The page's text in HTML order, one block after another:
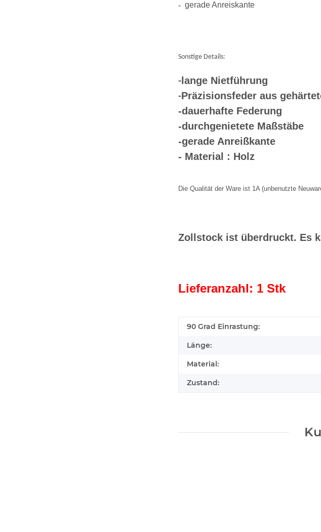
- gerade Anreiskante
Sonstige Details:
- lange Nietführung
-Präzisionsfeder aus
-dauerhafte Federung
-durchgenietete Maßstäbe
-gerade Anreißkante
- Material : Holz
Die Qualität der Ware ist 1A (unbenutzte
Zollstock ist überdruckt. Es
Lieferanzahl: 1 Stk
90 Grad Einrastung:
Länge:
Material:
Zustand: